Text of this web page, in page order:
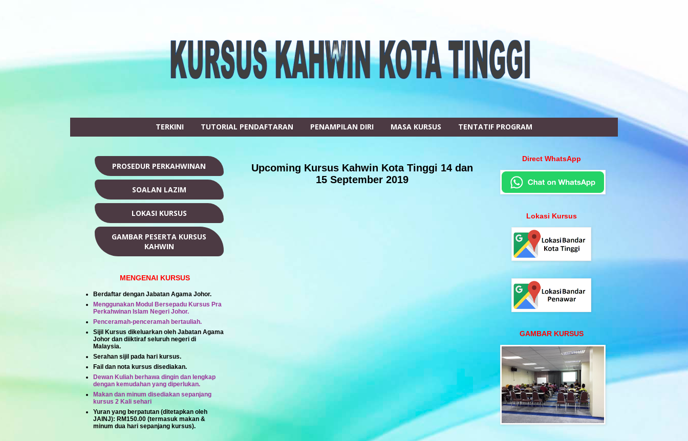
TERKINI TUTORIAL PENDAFTARAN PENAMPILAN DIRI MASA KURSUS TENTATIF PROGRAM
Upcoming Kursus Kahwin Kota Tinggi 14 dan
15 September 2019
PROSEDUR PERKAHWINAN
SOALAN LAZIM
LOKASI KURSUS
GAMBAR PESERTA KURSUS
KAHWIN
MENGENAI KURSUS
Berdaftar dengan Jabatan Agama Johor.
Menggunakan Modul Bersepadu Kursus Pra
Perkahwinan Islam Negeri Johor.
Penceramah-penceramah bertauliah.
Sijil Kursus dikeluarkan oleh Jabatan Agama
Johor dan diiktiraf seluruh negeri di
Malaysia.
Serahan sijil pada hari kursus.
Fail dan nota kursus disediakan.
Dewan Kuliah berhawa dingin dan lengkap
dengan kemudahan yang diperlukan.
Makan dan minum disediakan sepanjang
kursus 2 Kali sehari
Yuran yang berpatutan (ditetapkan oleh
JAINJ): RM150.00 (termasuk makan &
minum dua hari sepanjang kursus).
Direct WhatsApp
Lokasi Kursus
GAMBAR KURSUS